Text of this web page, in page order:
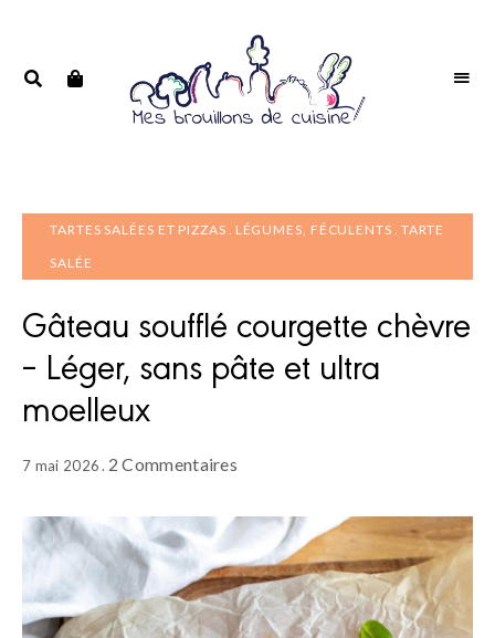
TARTES SALÉES ET PIZZAS LÉGUMES, FÉCULENTS TARTE
SALÉE
Gâteau soufflé courgette chèvre
– Léger, sans pâte et ultra
moelleux
7 mai 2026 2 Commentaires